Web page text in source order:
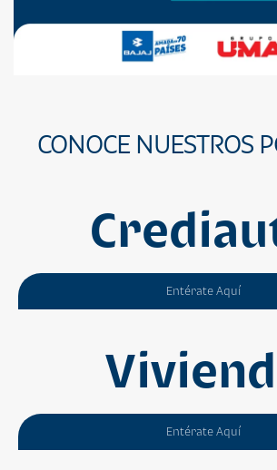
CONOCE NUESTROS
Entérate Aquí
Entérate Aquí